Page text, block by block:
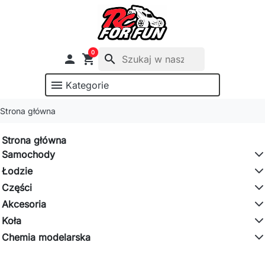
 shopping_cart
0
search
menu Kategorie
Strona główna
Strona główna
Samochody
Łodzie
Części
Akcesoria
Koła
Chemia modelarska